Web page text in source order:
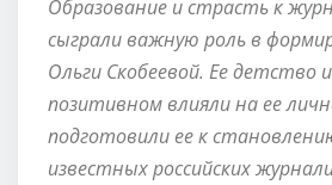
Образование и страсть к
сыграли важную роль в
Ольги Скобеевой. Ее детство
позитивном влияли на ее
подготовили ее к
известных российских